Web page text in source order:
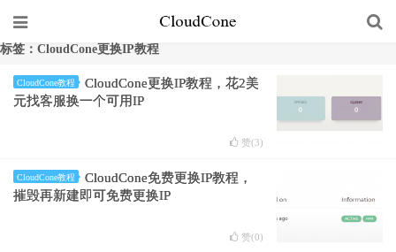
标签：CloudCone更换IP教程
CloudCone教程
CloudCone更换IP教程，花2美
元找客服换一个可用IP
赞(3)
CloudCone教程
CloudCone免费更换IP教程，
摧毁再新建即可免费更换IP
赞(0)